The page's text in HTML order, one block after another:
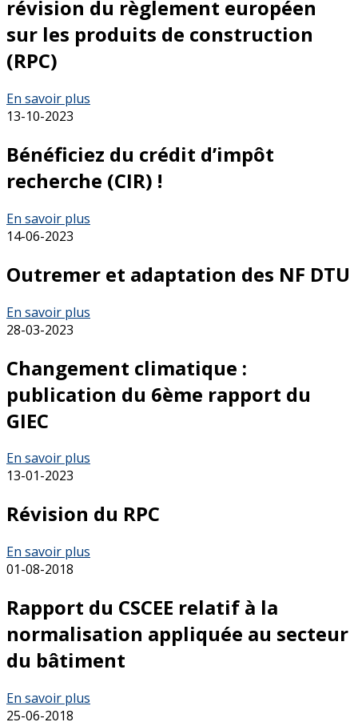
révision du règlement européen
sur les produits de construction
(RPC)
En savoir plus
13-10-2023
Bénéficiez du crédit d’impôt
recherche (CIR) !
En savoir plus
14-06-2023
Outremer et adaptation des NF DTU
En savoir plus
28-03-2023
Changement climatique :
publication du 6ème rapport du
GIEC
En savoir plus
13-01-2023
Révision du RPC
En savoir plus
01-08-2018
Rapport du CSCEE relatif à la
normalisation appliquée au secteur
du bâtiment
En savoir plus
25-06-2018